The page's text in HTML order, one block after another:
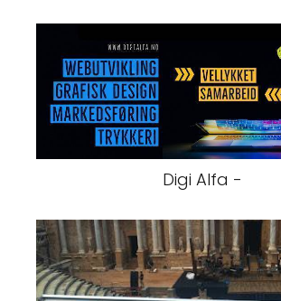
Digi Alfa -